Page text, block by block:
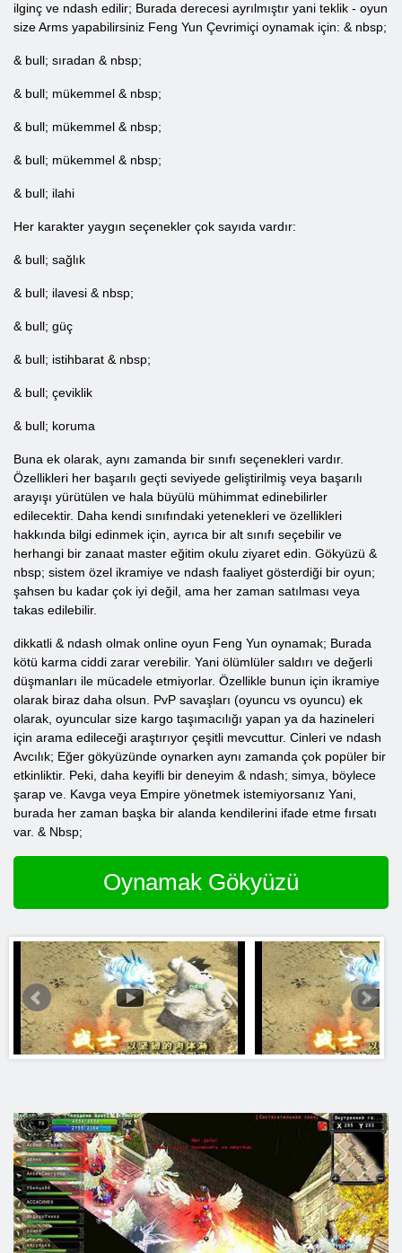
ilginç ve ndash edilir; Burada derecesi ayrılmıştır yani teklik - oyun
size Arms yapabilirsiniz Feng Yun Çevrimiçi oynamak için: & nbsp;
& bull; sıradan & nbsp;
& bull; mükemmel & nbsp;
& bull; mükemmel & nbsp;
& bull; mükemmel & nbsp;
& bull; ilahi
Her karakter yaygın seçenekler çok sayıda vardır:
& bull; sağlık
& bull; ilavesi & nbsp;
& bull; güç
& bull; istihbarat & nbsp;
& bull; çeviklik
& bull; koruma
Buna ek olarak, aynı zamanda bir sınıfı seçenekleri vardır.
Özellikleri her başarılı geçti seviyede geliştirilmiş veya başarılı
arayışı yürütülen ve hala büyülü mühimmat edinebilirler
edilecektir. Daha kendi sınıfındaki yetenekleri ve özellikleri
hakkında bilgi edinmek için, ayrıca bir alt sınıfı seçebilir ve
herhangi bir zanaat master eğitim okulu ziyaret edin. Gökyüzü &
nbsp; sistem özel ikramiye ve ndash faaliyet gösterdiği bir oyun;
şahsen bu kadar çok iyi değil, ama her zaman satılması veya
takas edilebilir.
dikkatli & ndash olmak online oyun Feng Yun oynamak; Burada
kötü karma ciddi zarar verebilir. Yani ölümlüler saldırı ve değerli
düşmanları ile mücadele etmiyorlar. Özellikle bunun için ikramiye
olarak biraz daha olsun. PvP savaşları (oyuncu vs oyuncu) ek
olarak, oyuncular size kargo taşımacılığı yapan ya da hazineleri
için arama edileceği araştırıyor çeşitli mevcuttur. Cinleri ve ndash
Avcılık; Eğer gökyüzünde oynarken aynı zamanda çok popüler bir
etkinliktir. Peki, daha keyifli bir deneyim & ndash; simya, böylece
şarap ve. Kavga veya Empire yönetmek istemiyorsanız Yani,
burada her zaman başka bir alanda kendilerini ifade etme fırsatı
var. & Nbsp;
Oynamak Gökyüzü